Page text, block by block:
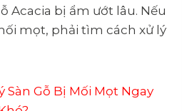
Acacia bị ẩm ướt lâu. Nếu
mọt, phải tìm cách xử lý
Sàn Gỗ Bị Mối Mọt Ngay